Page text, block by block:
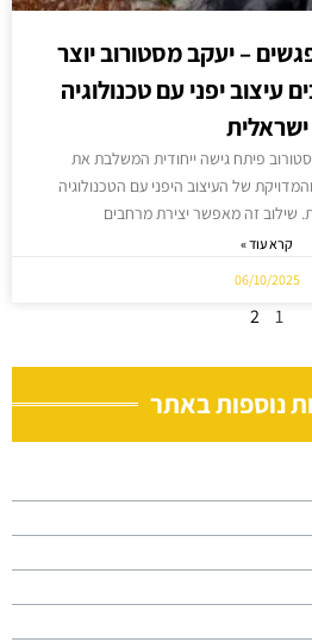
– יעקב מסטורוב יוצר
עיצוב יפני עם טכנולוגיה
ישראלית
פיתח גישה ייחודית המשלבת את
של העיצוב היפני עם הטכנולוגיה
שילוב זה מאפשר יצירת מרחבים
קרא עוד »
06/10/2025
1
2
נוספות באתר